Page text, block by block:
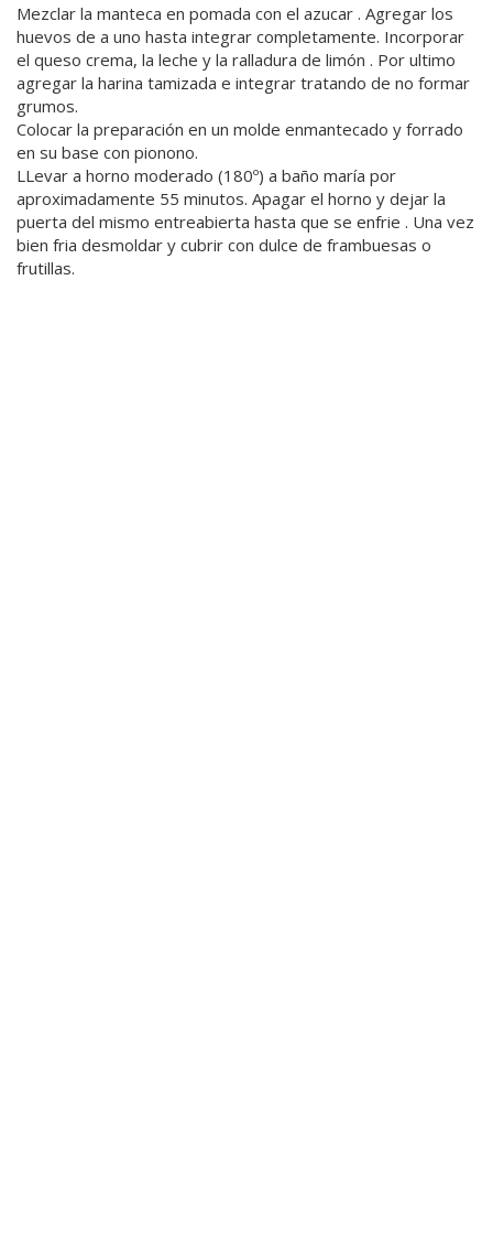
Mezclar la manteca en pomada con el azucar . Agregar los
huevos de a uno hasta integrar completamente. Incorporar
el queso crema, la leche y la ralladura de limón . Por ultimo
agregar la harina tamizada e integrar tratando de no formar
grumos.
Colocar la preparación en un molde enmantecado y forrado
en su base con pionono.
LLevar a horno moderado (180º) a baño maría por
aproximadamente 55 minutos. Apagar el horno y dejar la
puerta del mismo entreabierta hasta que se enfrie . Una vez
bien fria desmoldar y cubrir con dulce de frambuesas o
frutillas.